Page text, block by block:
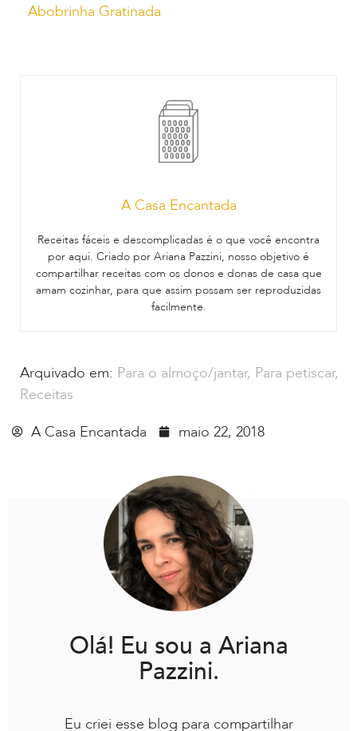
Abobrinha Gratinada
A Casa Encantada
Receitas fáceis e descomplicadas é o que você encontra
por aqui. Criado por Ariana Pazzini, nosso objetivo é
compartilhar receitas com os donos e donas de casa que
amam cozinhar, para que assim possam ser reproduzidas
facilmente.
Arquivado em: Para o almoço/jantar, Para petiscar,
Receitas
A Casa Encantada
maio 22, 2018
Olá! Eu sou a Ariana
Pazzini.
Eu criei esse blog para compartilhar